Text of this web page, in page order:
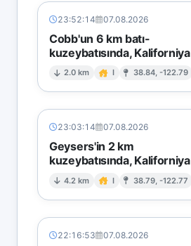
23:52:14 07.08.2026
Cobb'un 6 km batı-
kuzeybatısında, Kaliforniya
2.0 km I 38.84, -122.79
23:03:14 07.08.2026
Geysers'in 2 km
kuzeybatısında, Kaliforniya
4.2 km I 38.79, -122.77
22:16:53 07.08.2026